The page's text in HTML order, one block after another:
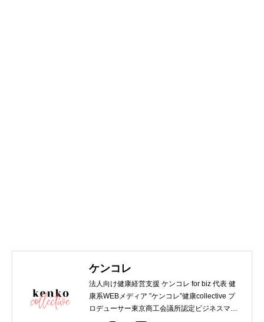
ケンコレ
法人向け健康経営支援 ケンコレ for biz 代表 健
康系WEBメディア ”ケンコレ”健康collective プ
ロデューサー東京商工会議所認定ビジネスマネ